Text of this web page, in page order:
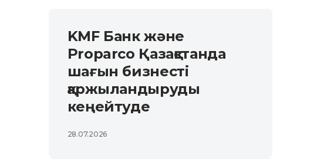
KMF Банк және
Proparco Қазақстанда
шағын бизнесті
қаржыландыруды
кеңейтуде
28.07.2026